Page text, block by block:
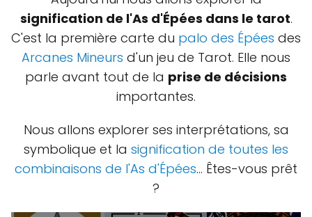
signification de l'As d'Épées dans le tarot.
C'est la première carte du palo des Épées des
Arcanes Mineurs d'un jeu de Tarot. Elle nous
parle avant tout de la prise de décisions
importantes.
Nous allons explorer ses interprétations, sa
symbolique et la signification de toutes les
combinaisons de l'As d'Épées... Êtes-vous prêt
?